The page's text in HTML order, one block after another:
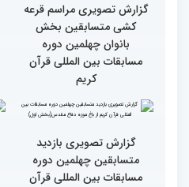
گزارش تصویری دومین روز
رقابت بخش برادران
چهلمین دوره مسابقات
بین‌المللی قرآن کریم(بخش
دوم)